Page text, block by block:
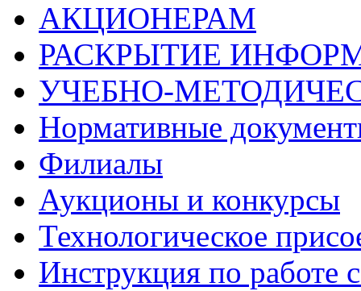
АКЦИОНЕРАМ
РАСКРЫТИЕ
УЧЕБНО-
Нормативные
Филиалы
Аукционы и конкурсы
Технологическое
Инструкция по работе